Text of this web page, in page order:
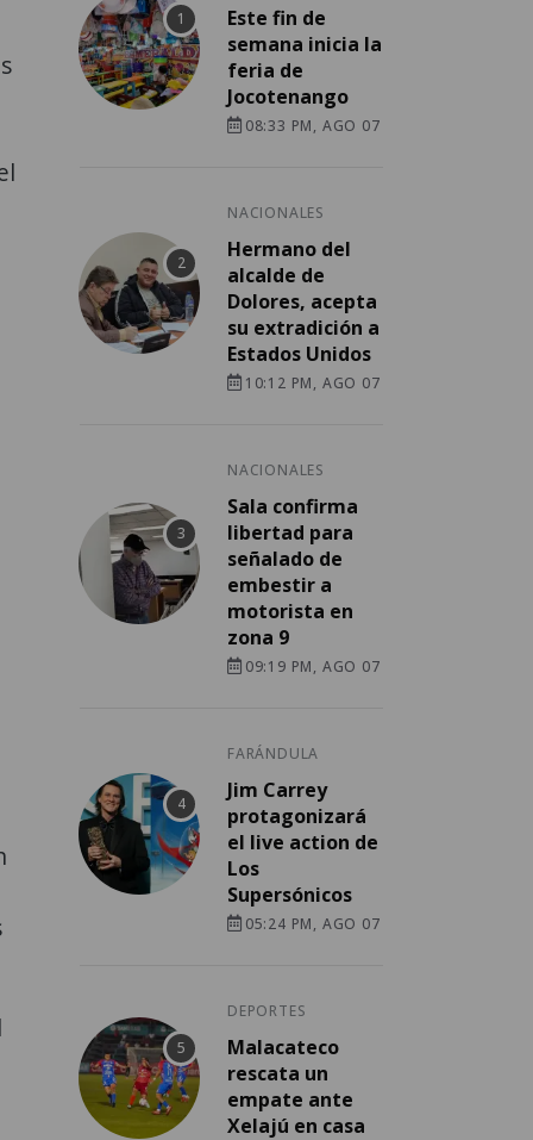
Este fin de
semana inicia la
feria de
Jocotenango
08:33 PM, AGO 07
NACIONALES
Hermano del
alcalde de
Dolores, acepta
su extradición a
Estados Unidos
10:12 PM, AGO 07
NACIONALES
Sala confirma
libertad para
señalado de
embestir a
motorista en
zona 9
09:19 PM, AGO 07
FARÁNDULA
Jim Carrey
protagonizará
el live action de
Los
Supersónicos
05:24 PM, AGO 07
DEPORTES
Malacateco
rescata un
empate ante
Xelajú en casa